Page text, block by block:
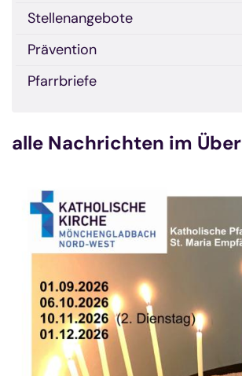
Stellenangebote
Prävention
Pfarrbriefe
alle Nachrichten im